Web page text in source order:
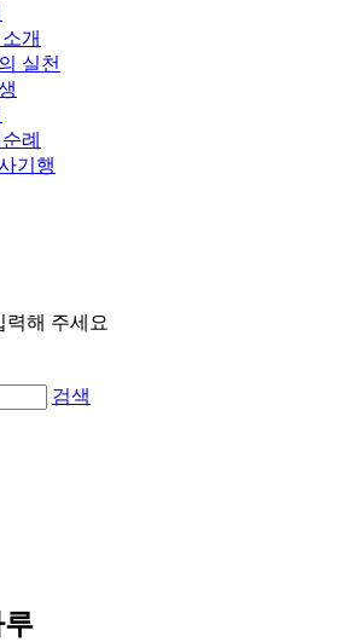
개
실천
례
기행
력해 주세요
검색